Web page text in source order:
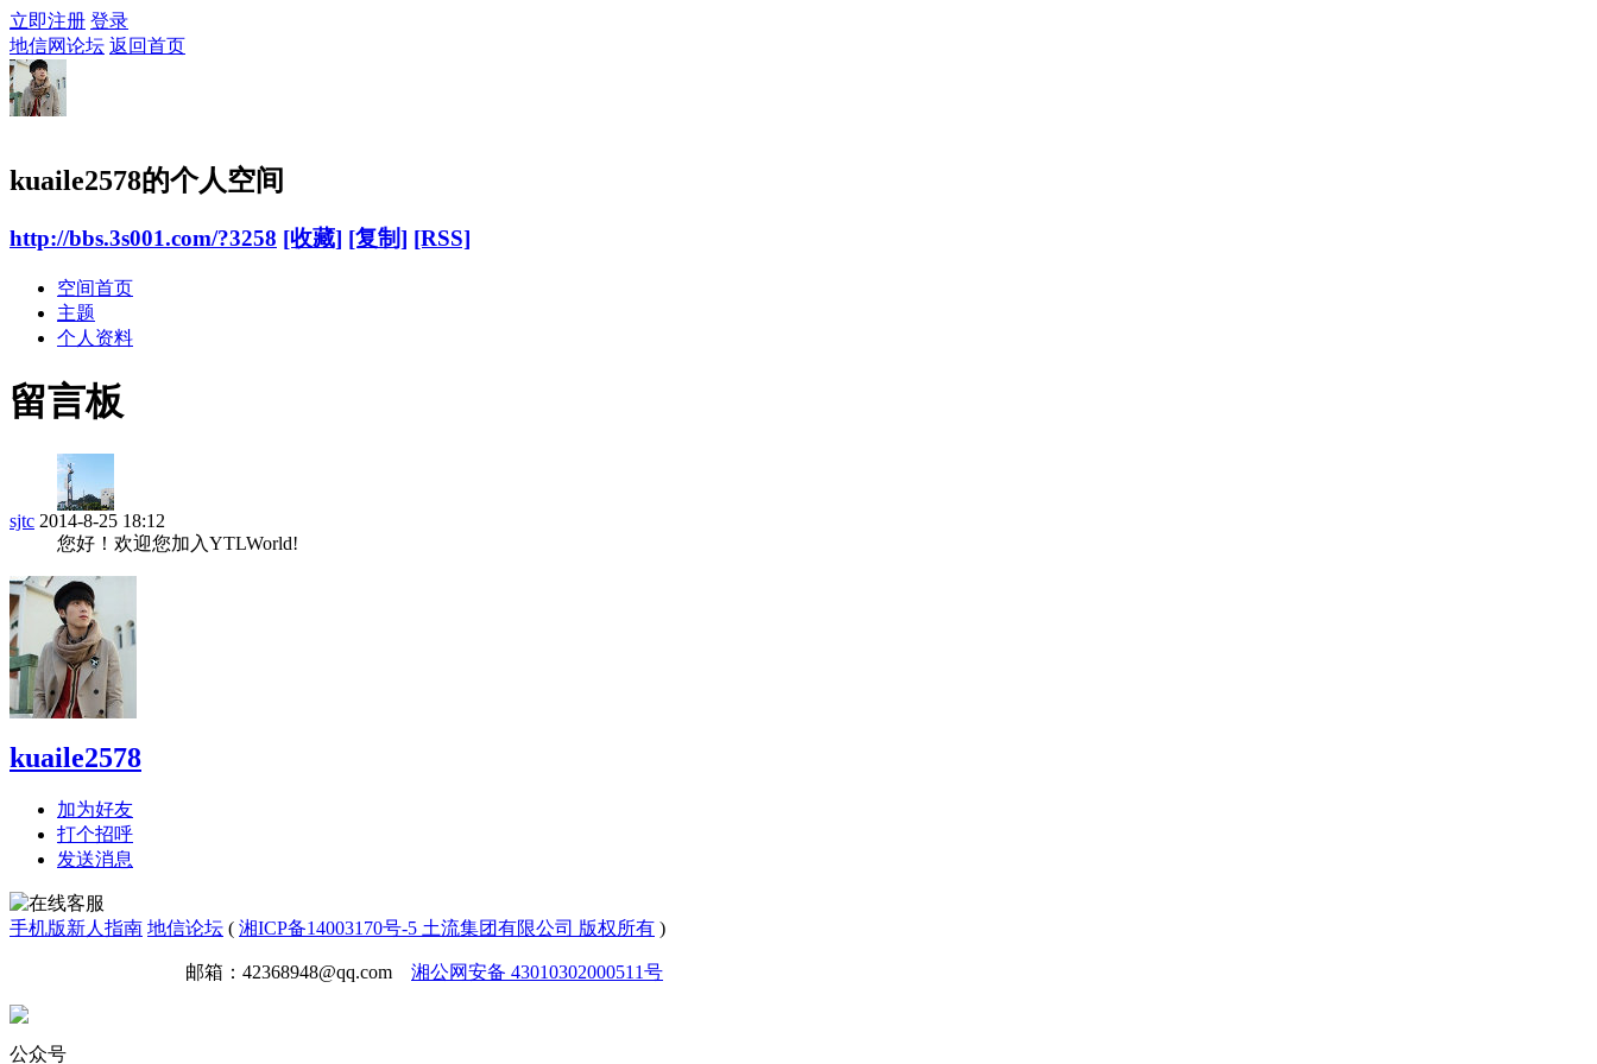
立即注册 登录
地信网论坛 返回首页
kuaile2578的个人空间
http://bbs.3s001.com/?3258 [收藏] [复制] [RSS]
空间首页
主题
个人资料
留言板
sjtc 2014-8-25 18:12
您好！欢迎您加入YTLWorld!
kuaile2578
加为好友
打个招呼
发送消息
手机版新人指南 地信论坛 ( 湘ICP备14003170号-5 土流集团有限公司 版权所有 )
邮箱：42368948@qq.com 湘公网安备 43010302000511号
公众号